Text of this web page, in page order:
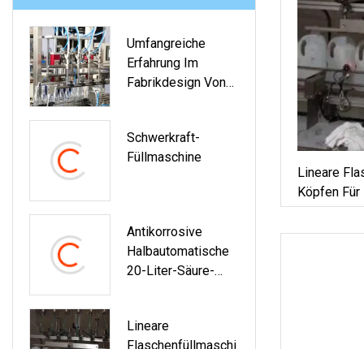
Umfangreiche
Erfahrung Im
Fabrikdesign Von
Flaschenfüllmaschi
Nen
Schwerkraft-
Füllmaschine
Antikorrosive
Halbautomatische
20-Liter-Säure-
Wiege-Dosier-
Lineare
Flaschenfüllmaschi
Lineare
Köpfen
Flüssige